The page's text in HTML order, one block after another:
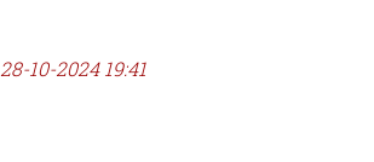
28-10-2024 19:41